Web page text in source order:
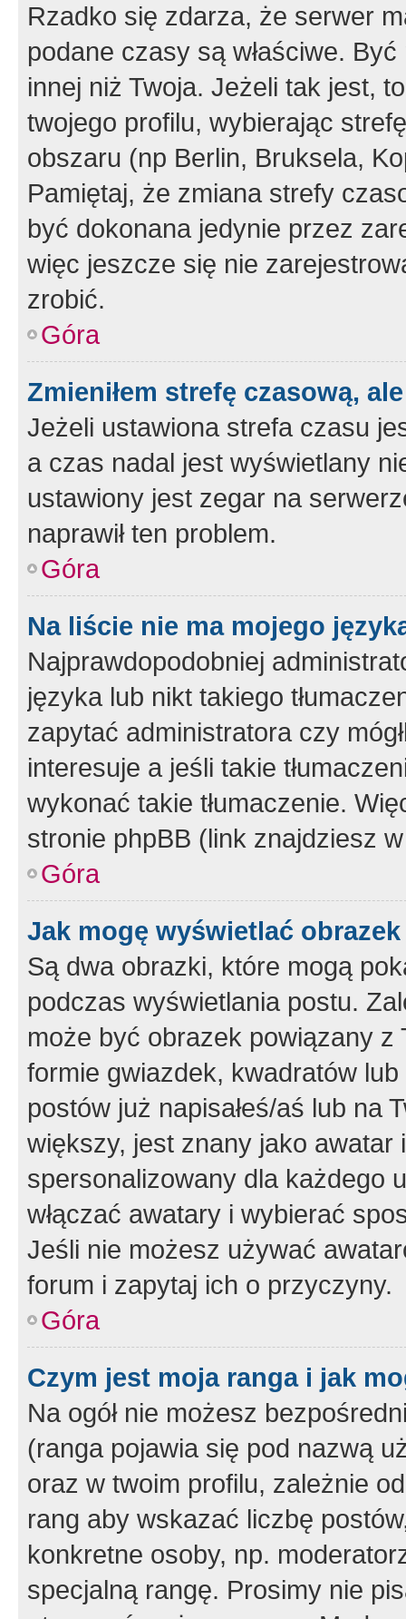
Rzadko się zdarza, że serwer
podane czasy są właściwe.
innej niż Twoja. Jeżeli tak jest,
twojego profilu, wybierając
obszaru (np Berlin, Bruksela,
Pamiętaj, że zmiana strefy
być dokonana jedynie przez
więc jeszcze się nie
zrobić.
Góra
Zmieniłem strefę czasową,
Jeżeli ustawiona strefa czasu
a czas nadal jest wyświetlany
ustawiony jest zegar na
naprawił ten problem.
Góra
Na liście nie ma mojego
Najprawdopodobniej
języka lub nikt takiego
zapytać administratora czy
interesuje a jeśli takie
wykonać takie tłumaczenie.
stronie phpBB (link znajdziesz
Góra
Jak mogę wyświetlać
Są dwa obrazki, które mogą
podczas wyświetlania postu.
może być obrazek powiązany z
formie gwiazdek, kwadratów
postów już napisałeś/aś lub na
większy, jest znany jako
spersonalizowany dla każdego
włączać awatary i wybierać
Jeśli nie możesz używać
forum i zapytaj ich o przyczyny.
Góra
Czym jest moja ranga i jak
Na ogół nie możesz
(ranga pojawia się pod nazwą
oraz w twoim profilu, zależnie
rang aby wskazać liczbę
konkretne osoby, np.
specjalną rangę. Prosimy nie